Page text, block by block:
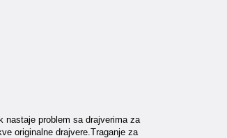
nastaje problem sa drajverima za
originalne drajvere.Traganje za